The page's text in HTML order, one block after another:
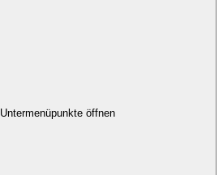
Untermenüpunkte öffnen